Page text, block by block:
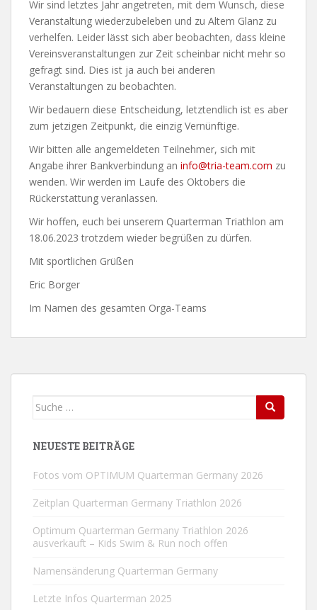
Wir sind letztes Jahr angetreten, mit dem Wunsch, diese
Veranstaltung wiederzubeleben und zu Altem Glanz zu
verhelfen. Leider lässt sich aber beobachten, dass kleine
Vereinsveranstaltungen zur Zeit scheinbar nicht mehr so
gefragt sind. Dies ist ja auch bei anderen
Veranstaltungen zu beobachten.
Wir bedauern diese Entscheidung, letztendlich ist es aber
zum jetzigen Zeitpunkt, die einzig Vernünftige.
Wir bitten alle angemeldeten Teilnehmer, sich mit
Angabe ihrer Bankverbindung an info@tria-team.com zu
wenden. Wir werden im Laufe des Oktobers die
Rückerstattung veranlassen.
Wir hoffen, euch bei unserem Quarterman Triathlon am
18.06.2023 trotzdem wieder begrüßen zu dürfen.
Mit sportlichen Grüßen
Eric Borger
Im Namen des gesamten Orga-Teams
Suche
Search
NEUESTE BEITRÄGE
Fotos vom OPTIMUM Quarterman Germany 2026
Zeitplan Quarterman Germany Triathlon 2026
Optimum Quarterman Germany Triathlon 2026
ausverkauft – Kids Swim & Run noch offen
Namensänderung Quarterman Germany
Letzte Infos Quarterman 2025